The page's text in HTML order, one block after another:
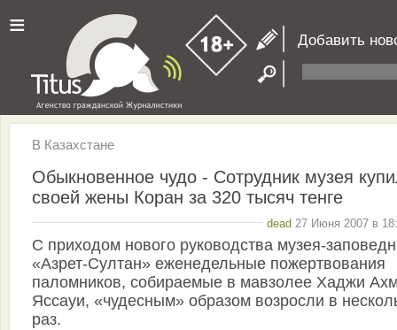
≡ Добавить
В Казахстане
Обыкновенное чудо - Сотрудник музея
своей жены Коран за 320 тысяч тенге
dead 27 Июня 2007 в
С приходом нового руководства музея-
«Азрет-Султан» еженедельные пожертвования
паломников, собираемые в мавзолее Хаджи
Яссауи, «чудесным» образом возросли в
раз.